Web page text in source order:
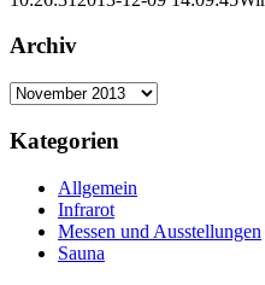
Archiv
Archiv
Kategorien
Allgemein
Infrarot
Messen und Ausstellungen
Sauna